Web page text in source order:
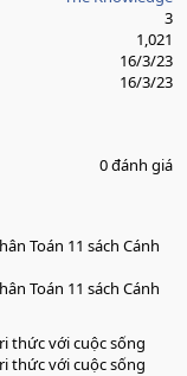
3
1,021
16/3/23
16/3/23
0 đánh giá
Toán 11 sách Cánh
Toán 11 sách Cánh
thức với cuộc sống
thức với cuộc sống